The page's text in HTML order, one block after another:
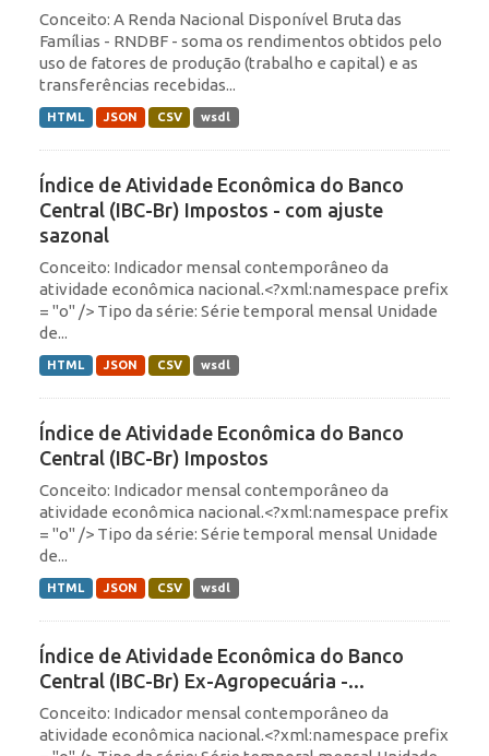
Conceito: A Renda Nacional Disponível Bruta das
Famílias - RNDBF - soma os rendimentos obtidos pelo
uso de fatores de produção (trabalho e capital) e as
transferências recebidas...
HTML JSON CSV wsdl
Índice de Atividade Econômica do Banco
Central (IBC-Br) Impostos - com ajuste
sazonal
Conceito: Indicador mensal contemporâneo da
atividade econômica nacional.<?xml:namespace prefix
= "o" /> Tipo da série: Série temporal mensal Unidade
de...
HTML JSON CSV wsdl
Índice de Atividade Econômica do Banco
Central (IBC-Br) Impostos
Conceito: Indicador mensal contemporâneo da
atividade econômica nacional.<?xml:namespace prefix
= "o" /> Tipo da série: Série temporal mensal Unidade
de...
HTML JSON CSV wsdl
Índice de Atividade Econômica do Banco
Central (IBC-Br) Ex-Agropecuária -...
Conceito: Indicador mensal contemporâneo da
atividade econômica nacional.<?xml:namespace prefix